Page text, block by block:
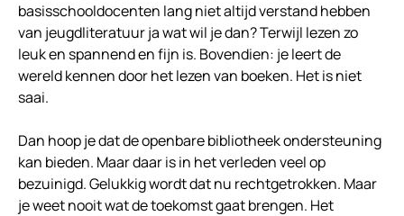
basisschooldocenten lang niet altijd verstand hebben
van jeugdliteratuur ja wat wil je dan? Terwijl lezen zo
leuk en spannend en fijn is. Bovendien: je leert de
wereld kennen door het lezen van boeken. Het is niet
saai.
Dan hoop je dat de openbare bibliotheek ondersteuning
kan bieden. Maar daar is in het verleden veel op
bezuinigd. Gelukkig wordt dat nu rechtgetrokken. Maar
je weet nooit wat de toekomst gaat brengen. Het